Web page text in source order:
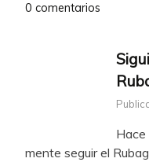
0 comentarios
Hace
mente seguir el